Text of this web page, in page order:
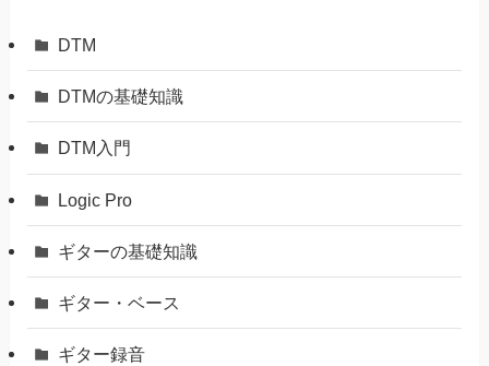
DTM
DTMの基礎知識
DTM入門
Logic Pro
ギターの基礎知識
ギター・ベース
ギター録音